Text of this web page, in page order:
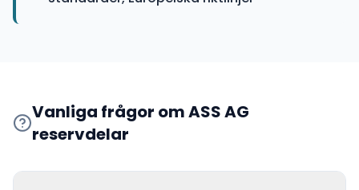
Vanliga frågor omASS AG
reservdelar